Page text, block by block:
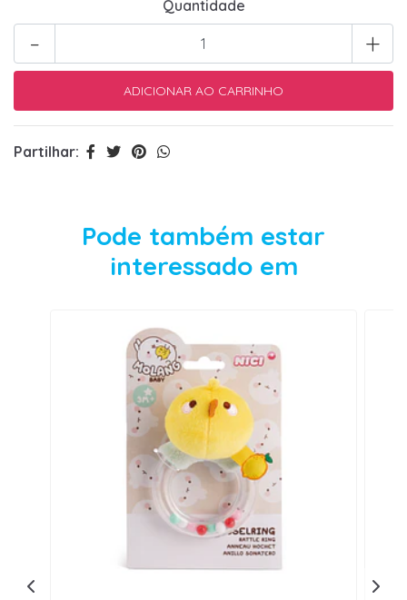
Quantidade
+
-
Partilhar:
Pode também estar
interessado em